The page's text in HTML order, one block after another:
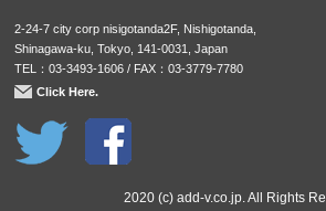
ビ
ゲ
ー
シ
ョ
:
2-24-7 city corp nisigotanda2F, Nishigotanda,
Shinagawa-ku, Tokyo, 141-0031, Japan
TEL：03-3493-1606 / FAX：03-3779-7780
Click Here.
2020 (c) add-v.co.jp. All Rights